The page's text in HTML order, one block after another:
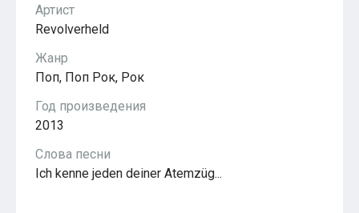
1-ой класс обучения
2-ий класс обучения
Для детского сада
Ноты для младшей группы
Ноты для средней группы
Ноты для старшей группы
Духовная музыка
Пасхальные ноты
Христианская музыка
Госпел
из компьютерных игр
The Legend Of Zelda
Артист
Revolverheld
Жанр
Поп, Поп Рок, Рок
Год произведения
2013
Слова песни
Ich kenne jeden deiner Atemzüg...